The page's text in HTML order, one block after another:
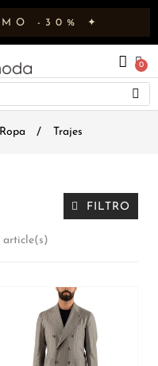
-30% ✦
Ropa Trajes
FILTRO
article(s)